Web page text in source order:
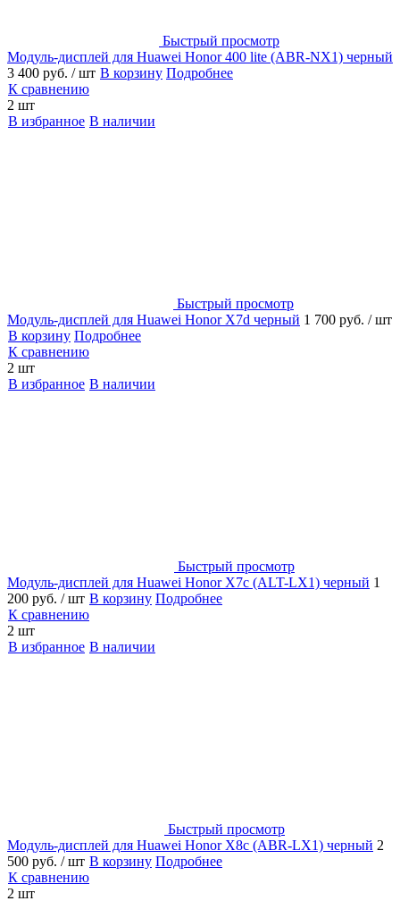
Быстрый просмотр
Модуль-дисплей для Huawei Honor 400 lite (ABR-NX1) черный
3 400 руб. / шт В корзину Подробнее
К сравнению
2 шт
В избранное В наличии
Быстрый просмотр
Модуль-дисплей для Huawei Honor X7d черный 1 700 руб. / шт
В корзину Подробнее
К сравнению
2 шт
В избранное В наличии
Быстрый просмотр
Модуль-дисплей для Huawei Honor X7c (ALT-LX1) черный 1
200 руб. / шт В корзину Подробнее
К сравнению
2 шт
В избранное В наличии
Быстрый просмотр
Модуль-дисплей для Huawei Honor X8c (ABR-LX1) черный 2
500 руб. / шт В корзину Подробнее
К сравнению
2 шт